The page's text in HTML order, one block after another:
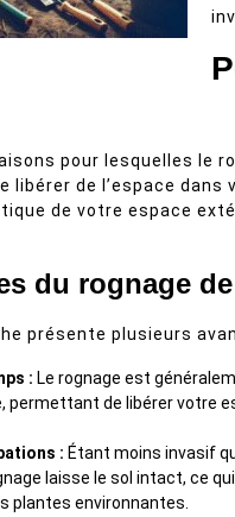
pour lesquelles le
libérer de l’espace
de votre espace
du rognage
présente plusieurs
: Le rognage est
permettant de libérer votre
: Étant moins invasif
laisse le sol intact, ce
plantes environnantes.